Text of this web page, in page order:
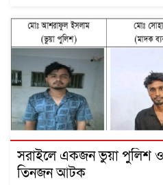
সরাইলে একজন ভুয়া পুলিশ
তিনজন আটক